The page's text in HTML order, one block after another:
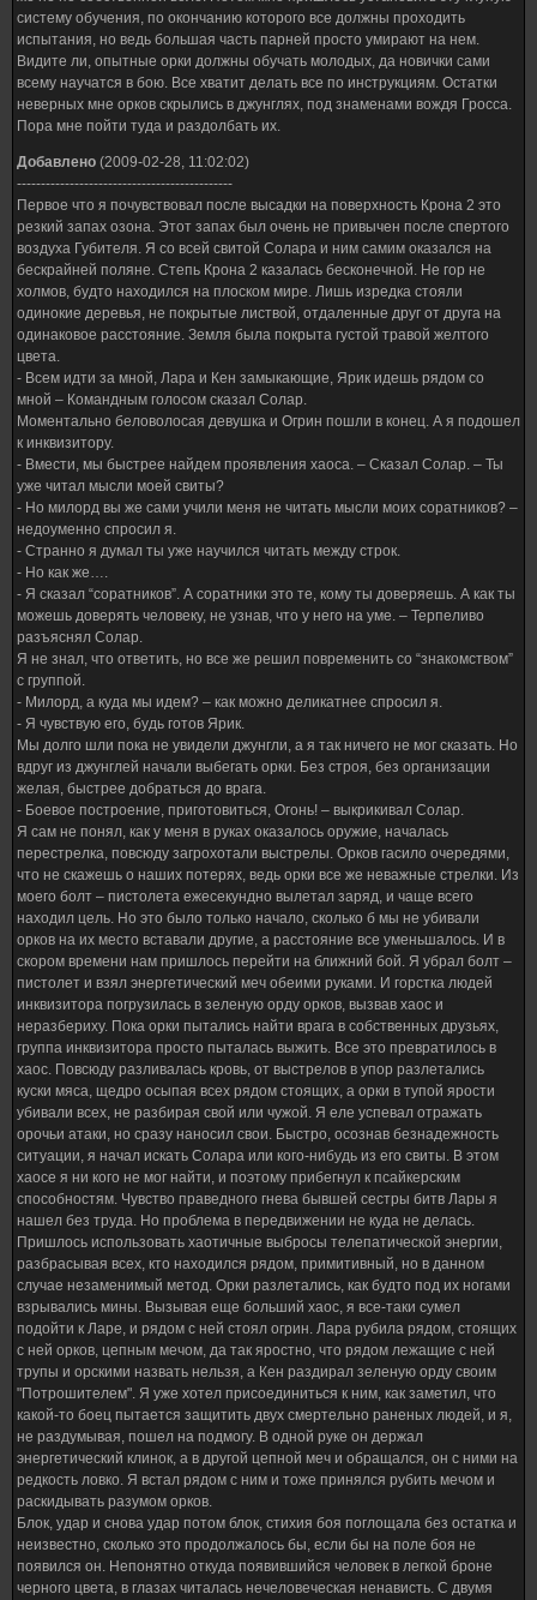
систему обучения, по окончанию которого все должны проходить
испытания, но ведь большая часть парней просто умирают на нем.
Видите ли, опытные орки должны обучать молодых, да новички сами
всему научатся в бою. Все хватит делать все по инструкциям. Остатки
неверных мне орков скрылись в джунглях, под знаменами вождя Гросса.
Пора мне пойти туда и раздолбать их.
Добавлено (2009-02-28, 11:02:02)
---------------------------------------------
Первое что я почувствовал после высадки на поверхность Крона 2 это
резкий запах озона. Этот запах был очень не привычен после спертого
воздуха Губителя. Я со всей свитой Солара и ним самим оказался на
бескрайней поляне. Степь Крона 2 казалась бесконечной. Не гор не
холмов, будто находился на плоском мире. Лишь изредка стояли
одинокие деревья, не покрытые листвой, отдаленные друг от друга на
одинаковое расстояние. Земля была покрыта густой травой желтого
цвета.
- Всем идти за мной, Лара и Кен замыкающие, Ярик идешь рядом со
мной – Командным голосом сказал Солар.
Моментально беловолосая девушка и Огрин пошли в конец. А я подошел
к инквизитору.
- Вмести, мы быстрее найдем проявления хаоса. – Сказал Солар. – Ты
уже читал мысли моей свиты?
- Но милорд вы же сами учили меня не читать мысли моих соратников? –
недоуменно спросил я.
- Странно я думал ты уже научился читать между строк.
- Но как же….
- Я сказал “соратников”. А соратники это те, кому ты доверяешь. А как ты
можешь доверять человеку, не узнав, что у него на уме. – Терпеливо
разъяснял Солар.
Я не знал, что ответить, но все же решил повременить со “знакомством”
с группой.
- Милорд, а куда мы идем? – как можно деликатнее спросил я.
- Я чувствую его, будь готов Ярик.
Мы долго шли пока не увидели джунгли, а я так ничего не мог сказать. Но
вдруг из джунглей начали выбегать орки. Без строя, без организации
желая, быстрее добраться до врага.
- Боевое построение, приготовиться, Огонь! – выкрикивал Солар.
Я сам не понял, как у меня в руках оказалось оружие, началась
перестрелка, повсюду загрохотали выстрелы. Орков гасило очередями,
что не скажешь о наших потерях, ведь орки все же неважные стрелки. Из
моего болт – пистолета ежесекундно вылетал заряд, и чаще всего
находил цель. Но это было только начало, сколько б мы не убивали
орков на их место вставали другие, а расстояние все уменьшалось. И в
скором времени нам пришлось перейти на ближний бой. Я убрал болт –
пистолет и взял энергетический меч обеими руками. И горстка людей
инквизитора погрузилась в зеленую орду орков, вызвав хаос и
неразбериху. Пока орки пытались найти врага в собственных друзьях,
группа инквизитора просто пыталась выжить. Все это превратилось в
хаос. Повсюду разливалась кровь, от выстрелов в упор разлетались
куски мяса, щедро осыпая всех рядом стоящих, а орки в тупой ярости
убивали всех, не разбирая свой или чужой. Я еле успевал отражать
орочьи атаки, но сразу наносил свои. Быстро, осознав безнадежность
ситуации, я начал искать Солара или кого-нибудь из его свиты. В этом
хаосе я ни кого не мог найти, и поэтому прибегнул к псайкерским
способностям. Чувство праведного гнева бывшей сестры битв Лары я
нашел без труда. Но проблема в передвижении не куда не делась.
Пришлось использовать хаотичные выбросы телепатической энергии,
разбрасывая всех, кто находился рядом, примитивный, но в данном
случае незаменимый метод. Орки разлетались, как будто под их ногами
взрывались мины. Вызывая еще больший хаос, я все-таки сумел
подойти к Ларе, и рядом с ней стоял огрин. Лара рубила рядом, стоящих
с ней орков, цепным мечом, да так яростно, что рядом лежащие с ней
трупы и орскими назвать нельзя, а Кен раздирал зеленую орду своим
"Потрошителем". Я уже хотел присоединиться к ним, как заметил, что
какой-то боец пытается защитить двух смертельно раненых людей, и я,
не раздумывая, пошел на подмогу. В одной руке он держал
энергетический клинок, а в другой цепной меч и обращался, он с ними на
редкость ловко. Я встал рядом с ним и тоже принялся рубить мечом и
раскидывать разумом орков.
Блок, удар и снова удар потом блок, стихия боя поглощала без остатка и
неизвестно, сколько это продолжалось бы, если бы на поле боя не
появился он. Непонятно откуда появившийся человек в легкой броне
черного цвета, в глазах читалась нечеловеческая ненависть. С двумя